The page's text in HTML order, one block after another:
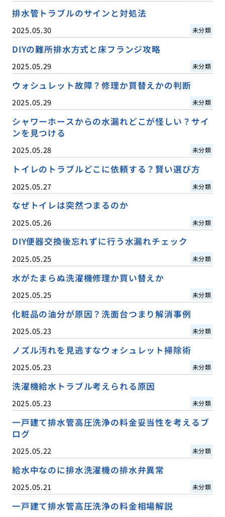
排水管トラブルのサインと対処法
2025.05.30 未分類
DIYの難所排水方式と床フランジ攻略
2025.05.29 未分類
ウォシュレット故障？修理か買替えかの判断
2025.05.29 未分類
シャワーホースからの水漏れどこが怪しい？サイ
ンを見つける
2025.05.28 未分類
トイレのトラブルどこに依頼する？賢い選び方
2025.05.27 未分類
なぜトイレは突然つまるのか
2025.05.26 未分類
DIY便器交換後忘れずに行う水漏れチェック
2025.05.25 未分類
水がたまらぬ洗濯機修理か買い替えか
2025.05.25 未分類
化粧品の油分が原因？洗面台つまり解消事例
2025.05.23 未分類
ノズル汚れを見逃すなウォシュレット掃除術
2025.05.23 未分類
洗濯機給水トラブル考えられる原因
2025.05.23 未分類
一戸建て排水管高圧洗浄の料金妥当性を考えるブ
ログ
2025.05.22 未分類
給水中なのに排水洗濯機の排水弁異常
2025.05.21 未分類
一戸建て排水管高圧洗浄の料金相場解説